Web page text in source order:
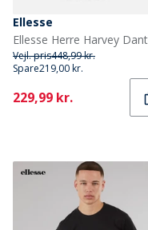
Ellesse
Vejl. pris448,99 kr.
Spare219,00 kr.
Current
229,99 kr.